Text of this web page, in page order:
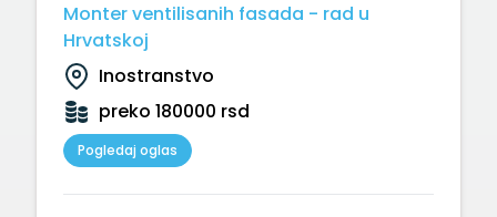
Monter ventilisanih fasada - rad u
Hrvatskoj
Inostranstvo
preko 180000 rsd
Pogledaj oglas